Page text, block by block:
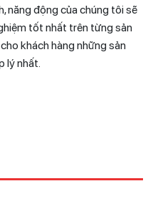
năng động của chúng tôi sẽ
tốt nhất trên từng sản
khách hàng những sản
lý nhất.